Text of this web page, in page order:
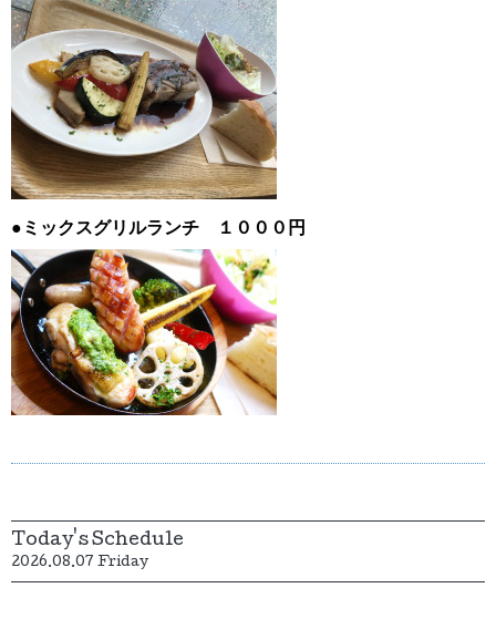
●ミックスグリルランチ １０００円
Today's Schedule
2026.08.07 Friday